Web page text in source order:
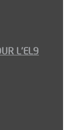
L’EL9